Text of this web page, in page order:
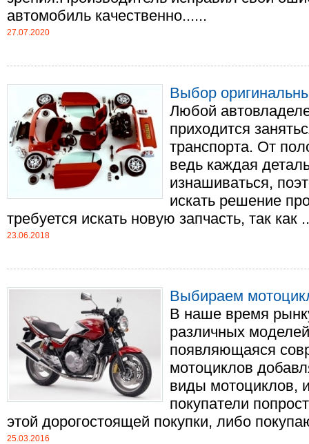
автомобиль качественно......
27.07.2020
Выбор
Любой
приходится
транспорта. От
ведь каждая
изнашиваться,
искать решение
требуется искать новую запчасть, так как
23.06.2018
Выбираем
В наше время
различных
появляющаяся
мотоциклов
виды мотоциклов,
покупатели
этой дорогостоящей покупки, либо
25.03.2016